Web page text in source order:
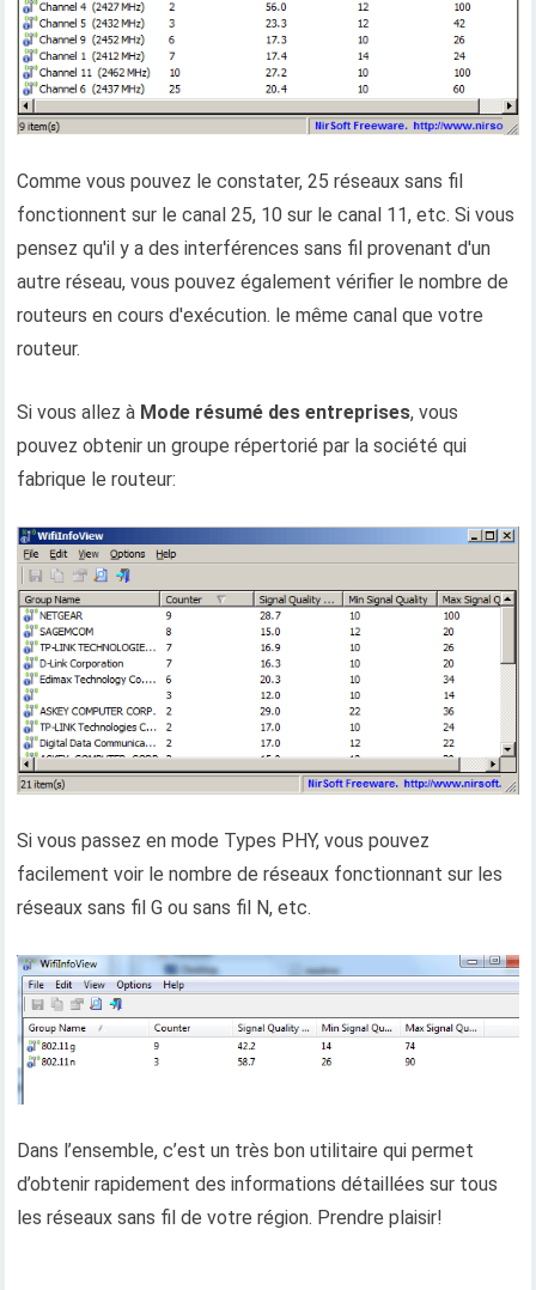
Comme vous pouvez le constater, 25 réseaux sans fil
fonctionnent sur le canal 25, 10 sur le canal 11, etc. Si vous
pensez qu'il y a des interférences sans fil provenant d'un
autre réseau, vous pouvez également vérifier le nombre de
routeurs en cours d'exécution. le même canal que votre
routeur.
Si vous allez à Mode résumé des entreprises, vous
pouvez obtenir un groupe répertorié par la société qui
fabrique le routeur:
Si vous passez en mode Types PHY, vous pouvez
facilement voir le nombre de réseaux fonctionnant sur les
réseaux sans fil G ou sans fil N, etc.
Dans l’ensemble, c’est un très bon utilitaire qui permet
d’obtenir rapidement des informations détaillées sur tous
les réseaux sans fil de votre région. Prendre plaisir!